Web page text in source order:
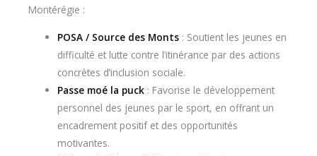
Montérégie :
POSA / Source des Monts : Soutient les jeunes en
difficulté et lutte contre l’itinérance par des actions
concrètes d’inclusion sociale.
Passe moé la puck : Favorise le développement
personnel des jeunes par le sport, en offrant un
encadrement positif et des opportunités
motivantes.